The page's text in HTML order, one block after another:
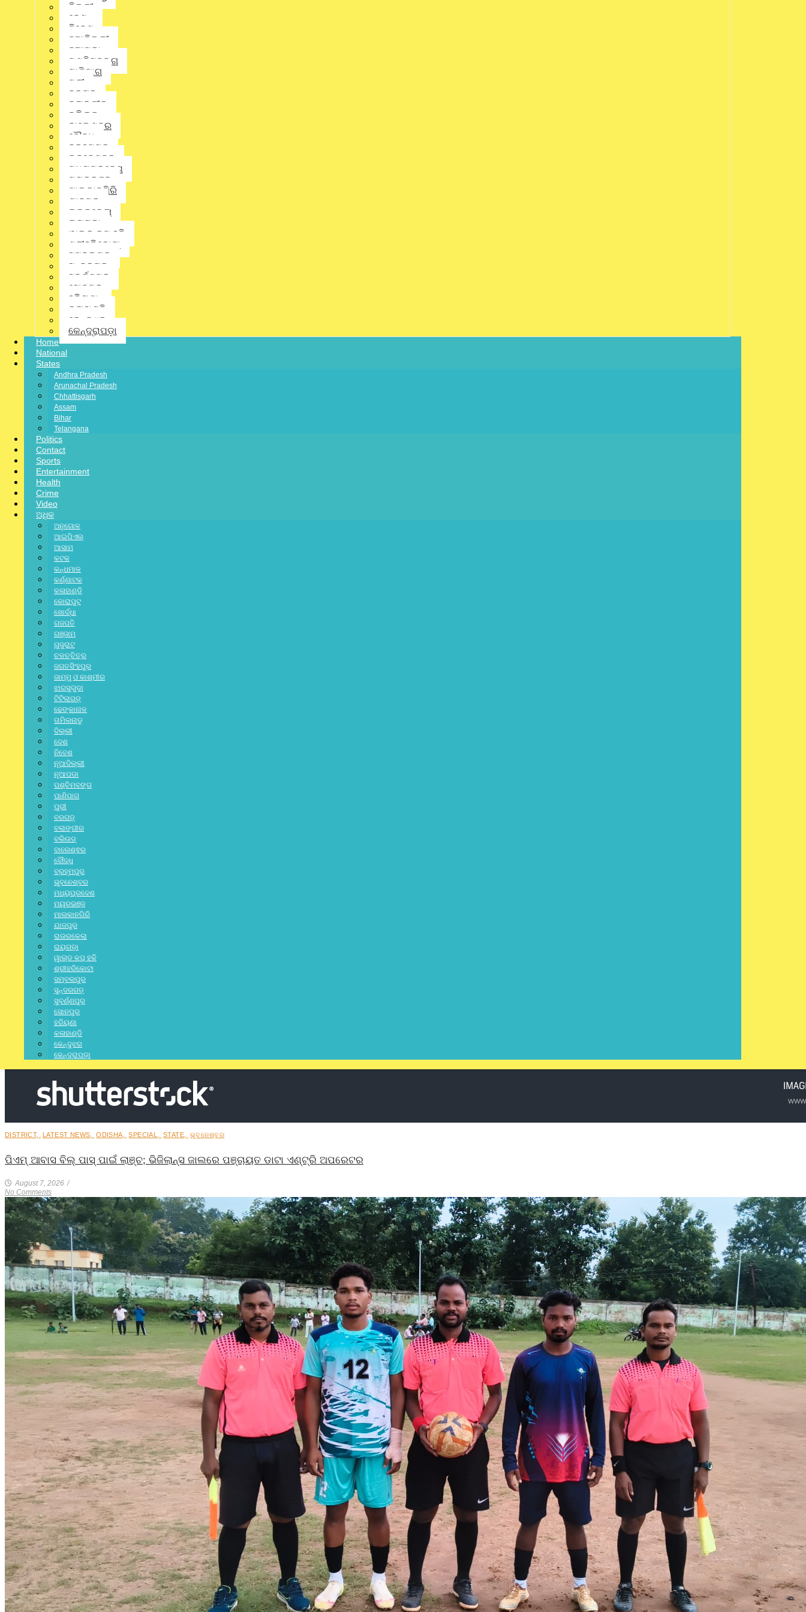
ଦିଲ୍ଲୀ
ଦେଶ
ନିବେଶ
ନୂଆଦିଲ୍ଲୀ
ନୂଆପଡା
ପଶ୍ଚିମବଙ୍ଗ
ପାଣିପାଗ
ପୁରୀ
ବରଗଡ଼
ବଲାଙ୍ଗୀର
ବଲିଉଡ୍
ବାଲେଶ୍ଵର
ବୌଦ୍ଧ
ବ୍ରହ୍ମପୁର
ଭୁବନେଶ୍ବର
ମଧ୍ୟପ୍ରଦେଶ
ମୟୂରଭଞ୍ଜ
ମାଲକାନଗିରି
ଯାଜପୁର
ରାଉରକେଲା
ରାୟଗଡ଼ା
ୱାଲ୍ଡ କପ୍ ହକି
ଶ୍ରୀହରିକୋଟା
ସମ୍ବଲପୁର
ସୁନ୍ଦରଗଡ଼
ସୁବର୍ଣ୍ଣପୁର
ସୋନପୁର
ହରିୟଣା
କଳାହାଣ୍ଡି
କେନ୍ଦୁଝର
କେନ୍ଦ୍ରାପଡ଼ା
Home
National
States
Andhra Pradesh
Arunachal Pradesh
Chhattisgarh
Assam
Bihar
Telangana
Politics
Contact
Sports
Entertainment
Health
Crime
Video
ଅଧିକ
ଅନୁଗୋଳ
ଆଇପିଏଲ୍
ଆସାମ
କଟକ
କନ୍ଧମାଳ
କର୍ଣ୍ଣାଟକ
କଳାହାଣ୍ଡି
କୋରାପୁଟ
ଖୋର୍ଦ୍ଧା
ଗଜପତି
ଗଞ୍ଜାମ
ଗୁଜୁରାଟ
ଚଳଚ୍ଚିତ୍ର
ଜଗତସିଂହପୁର
ଜାମ୍ମୁ ଓ କାଶ୍ମୀର
ଝାରସୁଗୁଡା
ଟିଟିଲାଗଡ଼
ଢେଙ୍କାନାଳ
ତାମିଲନାଡୁ
ଦିଲ୍ଲୀ
ଦେଶ
ନିବେଶ
ନୂଆଦିଲ୍ଲୀ
ନୂଆପଡା
ପଶ୍ଚିମବଙ୍ଗ
ପାଣିପାଗ
ପୁରୀ
ବରଗଡ଼
ବଲାଙ୍ଗୀର
ବଲିଉଡ୍
ବାଲେଶ୍ଵର
ବୌଦ୍ଧ
ବ୍ରହ୍ମପୁର
ଭୁବନେଶ୍ବର
ମଧ୍ୟପ୍ରଦେଶ
ମୟୂରଭଞ୍ଜ
ମାଲକାନଗିରି
ଯାଜପୁର
ରାଉରକେଲା
ରାୟଗଡ଼ା
ୱାଲ୍ଡ କପ୍ ହକି
ଶ୍ରୀହରିକୋଟା
ସମ୍ବଲପୁର
ସୁନ୍ଦରଗଡ଼
ସୁବର୍ଣ୍ଣପୁର
ସୋନପୁର
ହରିୟଣା
କଳାହାଣ୍ଡି
କେନ୍ଦୁଝର
କେନ୍ଦ୍ରାପଡ଼ା
Previous Posts
Related Posts:
DISTRICT, LATEST NEWS ODISHA SPECIAL STATE ଭୁବନେଶ୍ବର
ପିଏମ୍ ଆବାସ ବିଲ୍ ପାସ୍ ପାଇଁ ଲାଞ୍ଚ; ଭିଜିଲାନ୍ସ ଜାଲରେ ପଞ୍ଚାୟତ ଡାଟା ଏଣ୍ଟ୍ରି ଅପରେଟର
August 7, 2026 /
No Comments